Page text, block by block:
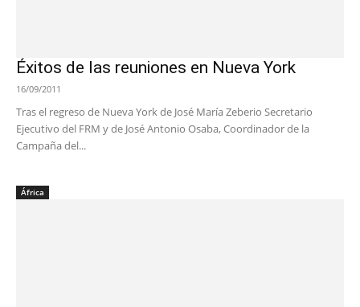
Éxitos de las reuniones en Nueva York
16/09/2011
Tras el regreso de Nueva York de José María Zeberio Secretario
Ejecutivo del FRM y de José Antonio Osaba, Coordinador de la
Campaña del...
África